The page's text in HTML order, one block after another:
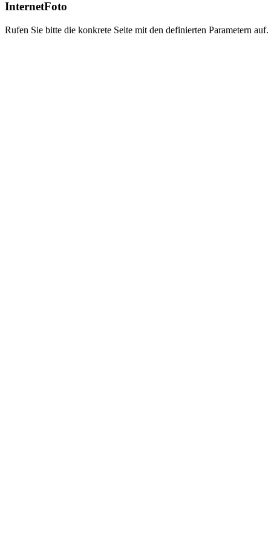
InternetFoto
Rufen Sie bitte die konkrete Seite mit den definierten Parametern auf.